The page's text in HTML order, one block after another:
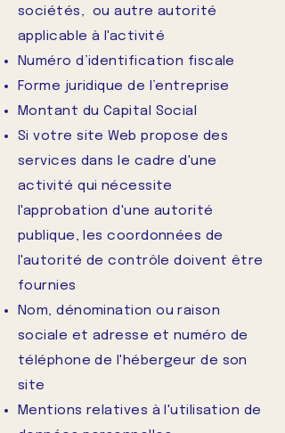
sociétés, ou autre autorité
applicable à l'activité
Numéro d’identification fiscale
Forme juridique de l’entreprise
Montant du Capital Social
Si votre site Web propose des
services dans le cadre d'une
activité qui nécessite
l'approbation d'une autorité
publique, les coordonnées de
l'autorité de contrôle doivent être
fournies
Nom, dénomination ou raison
sociale et adresse et numéro de
téléphone de l'hébergeur de son
site
Mentions relatives à l'utilisation de